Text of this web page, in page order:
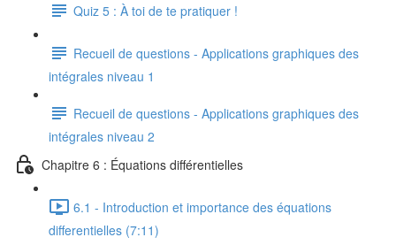
Quiz 5 : À toi de te pratiquer !
Recueil de questions - Applications graphiques des
intégrales niveau 1
Recueil de questions - Applications graphiques des
intégrales niveau 2
Chapitre 6 : Équations différentielles
6.1 - Introduction et importance des équations
differentielles (7:11)